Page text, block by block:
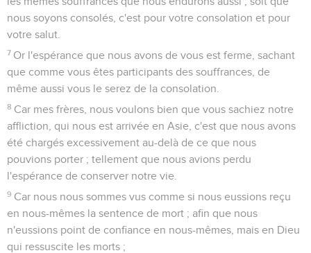
nous soyons consolés, c'est pour votre consolation et pour
votre salut.
7 Or l'espérance que nous avons de vous est ferme, sachant
que comme vous êtes participants des souffrances, de
même aussi vous le serez de la consolation.
8 Car mes frères, nous voulons bien que vous sachiez notre
affliction, qui nous est arrivée en Asie, c'est que nous avons
été chargés excessivement au-delà de ce que nous
pouvions porter ; tellement que nous avions perdu
l'espérance de conserver notre vie.
9 Car nous nous sommes vus comme si nous eussions reçu
en nous-mêmes la sentence de mort ; afin que nous
n'eussions point de confiance en nous-mêmes, mais en Dieu
qui ressuscite les morts ;